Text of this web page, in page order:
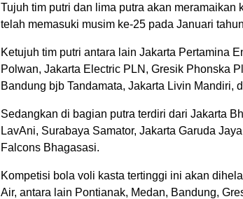
Tujuh tim putri dan lima putra akan meramaikan
telah memasuki musim ke-25 pada Januari
Ketujuh tim putri antara lain Jakarta Pertamina
Polwan, Jakarta Electric PLN, Gresik Phonska
Bandung bjb Tandamata, Jakarta Livin Mandiri,
Sedangkan di bagian putra terdiri dari Jakarta
LavAni, Surabaya Samator, Jakarta Garuda
Falcons Bhagasasi.
Kompetisi bola voli kasta tertinggi ini akan
Air, antara lain Pontianak, Medan, Bandung,